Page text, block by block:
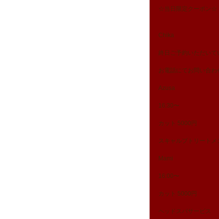
☆当日限定クーポン☆
Chika
終日ご予約いただいて
お電話にてお問い合わ
Azusa
16:30〜
カット 5000円
スキャルプトリートメ
Mami
16:00〜
カット 5000円
ヘッドスパサービス